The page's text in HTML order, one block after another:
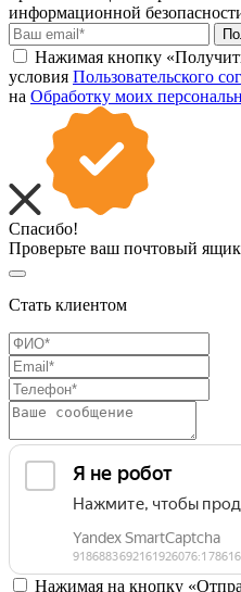
информационной
Нажимая кнопку
условия Пользовательского
на Обработку моих
Спасибо!
Проверьте ваш почтовый
Стать клиентом
Нажимая на кнопку